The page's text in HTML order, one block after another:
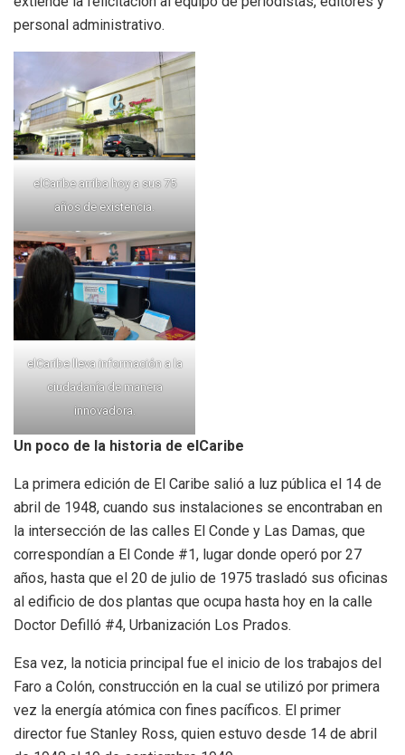
personal administrativo.
elCaribe arriba hoy a sus 75
años de existencia.
elCaribe lleva información a la
ciudadanía de manera
innovadora.
Un poco de la historia de elCaribe
La primera edición de El Caribe salió a luz pública el 14 de
abril de 1948, cuando sus instalaciones se encontraban en
la intersección de las calles El Conde y Las Damas, que
correspondían a El Conde #1, lugar donde operó por 27
años, hasta que el 20 de julio de 1975 trasladó sus oficinas
al edificio de dos plantas que ocupa hasta hoy en la calle
Doctor Defilló #4, Urbanización Los Prados.
Esa vez, la noticia principal fue el inicio de los trabajos del
Faro a Colón, construcción en la cual se utilizó por primera
vez la energía atómica con fines pacíficos. El primer
director fue Stanley Ross, quien estuvo desde 14 de abril